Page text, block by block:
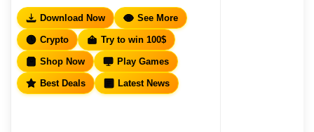
Download Now See More
Crypto Try to win 100$
Shop Now Play Games
Best Deals Latest News